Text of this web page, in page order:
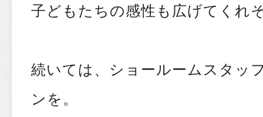
子どもたちの感性も広げてくれ
続いては、ショールームスタッ
ンを。